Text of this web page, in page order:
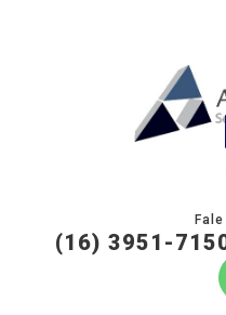
(16) 3951-